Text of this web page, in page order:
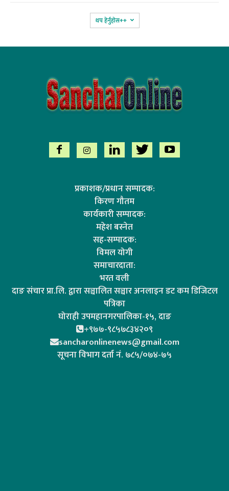
थप हेर्नुहोस‌++
प्रकाशक/प्रधान सम्पादक:
किरण गौतम
कार्यकारी सम्पादक:
महेश बस्नेत
सह-सम्पादक:
विमल योगी
समाचारदाता:
भरत वली
दाङ संचार प्रा.लि. द्वारा सञ्चालित सञ्चार अनलाइन डट कम डिजिटल
पत्रिका
घोराही उपमहानगरपालिका-१५, दाङ
+९७७-९८५७८३४२०९
sancharonlinenews@gmail.com
सूचना विभाग दर्ता न‌ं. ७८५/०७४-७५